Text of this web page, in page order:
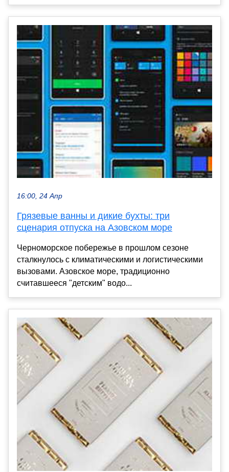
16:00, 24 Апр
Грязевые ванны и дикие бухты: три
сценария отпуска на Азовском море
Черноморское побережье в прошлом сезоне
сталкнулось с климатическими и логистическими
вызовами. Азовское море, традиционно
считавшееся "детским" водо...